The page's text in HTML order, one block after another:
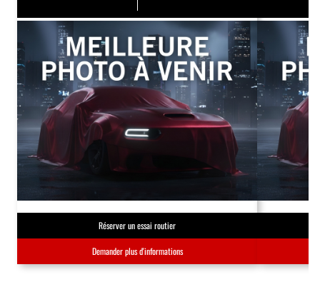
Réserver un essai routier
Demander plus d'informations